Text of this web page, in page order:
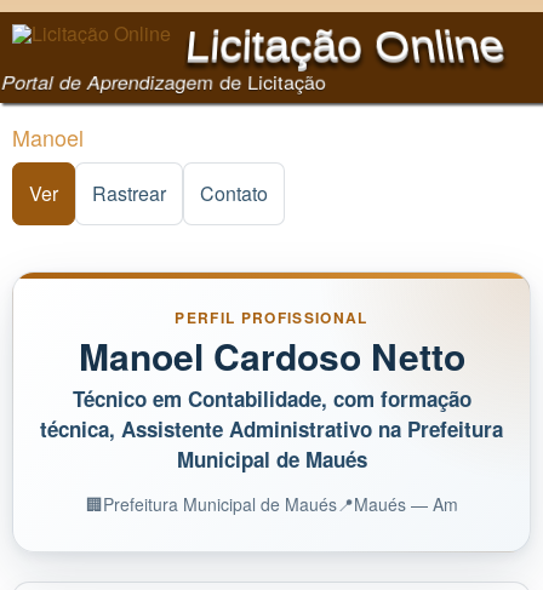
Pular para o conteúdo
principal
Licitação Online
Portal de Aprendizagem de Licitação
Manoel
Ver(aba ativa)
Rastrear Contato
PERFIL PROFISSIONAL
Manoel Cardoso Netto
Técnico em Contabilidade, com formação
técnica, Assistente Administrativo na Prefeitura
Municipal de Maués
🏢Prefeitura Municipal de Maués📍Maués — Am